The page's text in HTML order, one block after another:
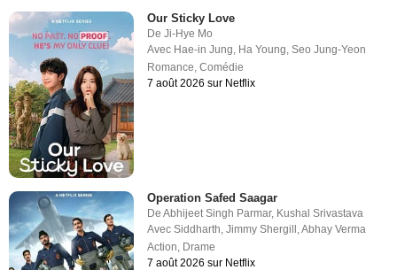
Our Sticky Love
DeJi-Hye Mo
Avec Hae-in Jung Ha Young ,Seo Jung-Yeon
Romance ,Comédie
7 août 2026 sur Netflix
Operation Safed Saagar
DeAbhijeet Singh Parmar, Kushal Srivastava
AvecSiddharth,Jimmy Shergill,Abhay Verma
Action, Drame
7 août 2026 sur Netflix